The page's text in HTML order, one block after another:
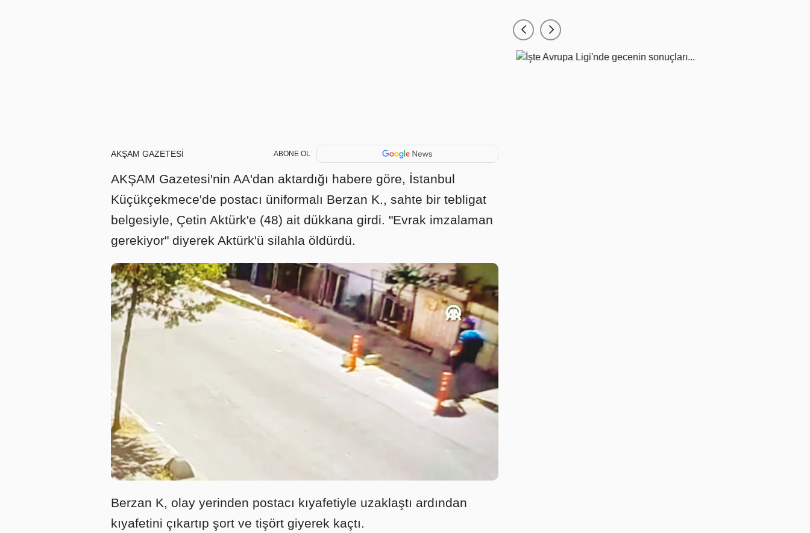
AKŞAM GAZETESİ ABONE OL
AKŞAM Gazetesi'nin AA'dan aktardığı habere göre, İstanbul
Küçükçekmece'de postacı üniformalı Berzan K., sahte bir tebligat
belgesiyle, Çetin Aktürk'e (48) ait dükkana girdi. "Evrak imzalaman
gerekiyor" diyerek Aktürk'ü silahla öldürdü.
Berzan K, olay yerinden postacı kıyafetiyle uzaklaştı ardından
kıyafetini çıkartıp şort ve tişört giyerek kaçtı.